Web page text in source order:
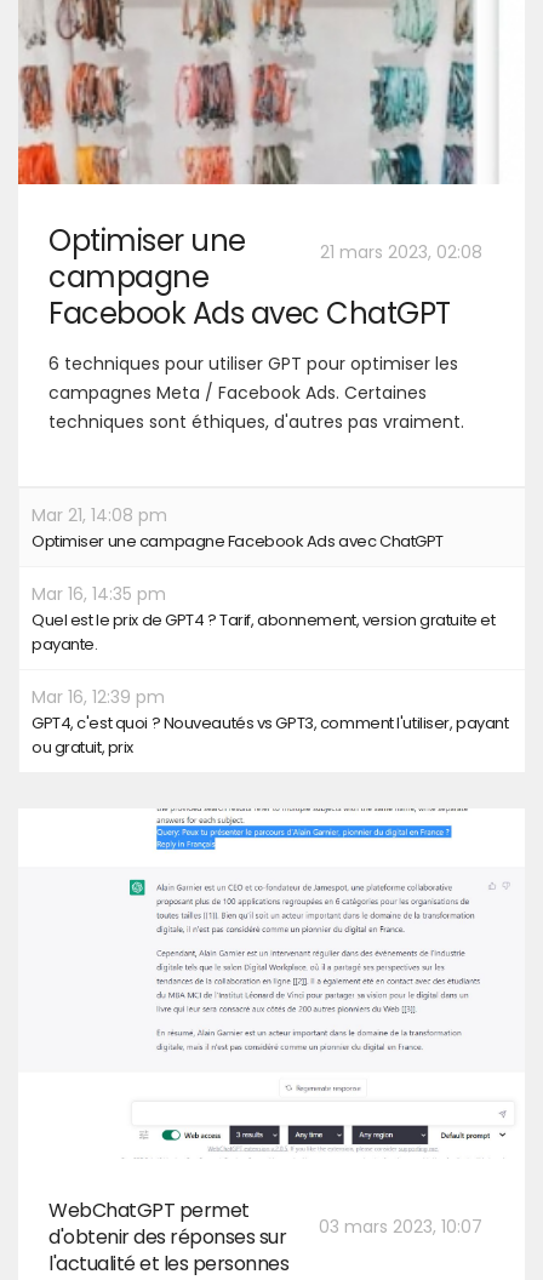
21 mars 2023, 02:08
Optimiser une
campagne
Facebook Ads avec ChatGPT
6 techniques pour utiliser GPT pour optimiser les
campagnes Meta / Facebook Ads. Certaines
techniques sont éthiques, d'autres pas vraiment.
Mar 21, 14:08 pm
Optimiser une campagne Facebook Ads avec ChatGPT
Mar 16, 14:35 pm
Quel est le prix de GPT4 ? Tarif, abonnement, version gratuite et
payante.
Mar 16, 12:39 pm
GPT4, c'est quoi ? Nouveautés vs GPT3, comment l'utiliser, payant
ou gratuit, prix
03 mars 2023, 10:07
WebChatGPT permet
d'obtenir des réponses sur
l'actualité et les personnes